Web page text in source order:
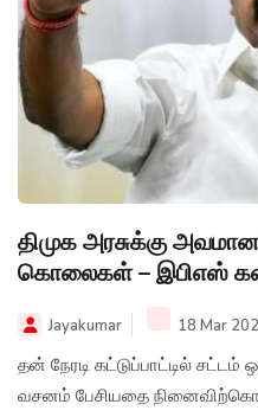
திமுக அரசுக்கு
கொலைகள் – இபிஎஸ்
Jayakumar 18 Mar
தன் நேரடி கட்டுப்பாட்டில்
வசனம் பேசியதை